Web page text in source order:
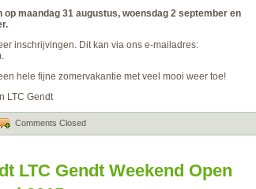
op maandag 31 augustus, woensdag 2 september en
inschrijvingen. Dit kan via ons e-mailadres:
hele fijne zomervakantie met veel mooi weer toe!
LTC Gendt
Comments Closed
LTC Gendt Weekend Open